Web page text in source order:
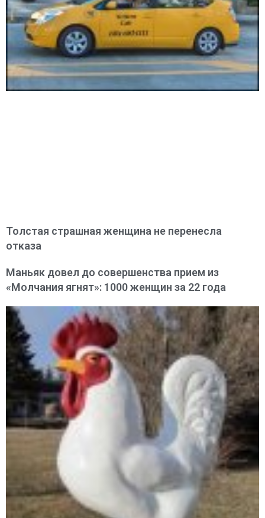
Толстая страшная женщина не перенесла
отказа
Маньяк довел до совершенства прием из
«Молчания ягнят»: 1000 женщин за 22 года